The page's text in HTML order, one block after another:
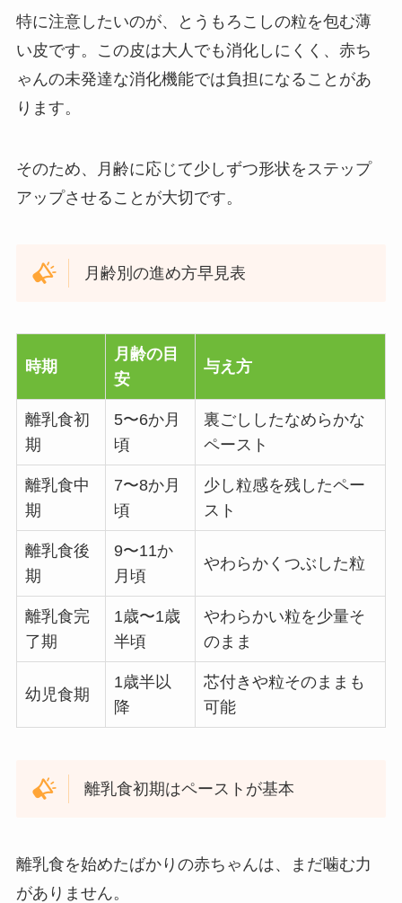
特に注意したいのが、とうもろこしの粒を包む薄
い皮です。この皮は大人でも消化しにくく、赤ち
ゃんの未発達な消化機能では負担になることがあ
ります。
そのため、月齢に応じて少しずつ形状をステップ
アップさせることが大切です。
月齢別の進め方早見表
時期
月齢の目
安
与え方
離乳食初
期
5〜6か月
頃
裏ごししたなめらかな
ペースト
離乳食中
期
7〜8か月
頃
少し粒感を残したペー
スト
離乳食後
期
9〜11か
月頃
やわらかくつぶした粒
離乳食完
了期
1歳〜1歳
半頃
やわらかい粒を少量そ
のまま
幼児食期
1歳半以
降
芯付きや粒そのままも
可能
離乳食初期はペーストが基本
離乳食を始めたばかりの赤ちゃんは、まだ噛む力
がありません。